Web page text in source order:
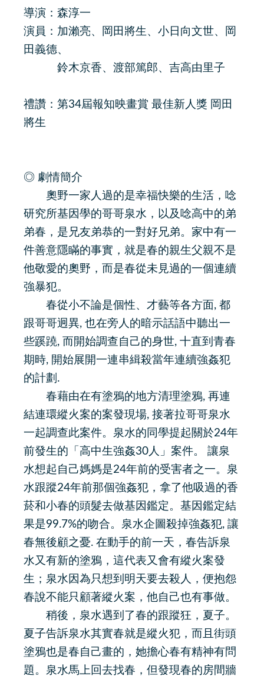
導演：森淳一
演員：加瀨亮、岡田將生、小日向文世、岡
田義德、
鈴木京香、渡部篤郎、吉高由里子
禮讚：第34屆報知映畫賞 最佳新人獎 岡田
將生
◎ 劇情簡介
奧野一家人過的是幸福快樂的生活，唸
研究所基因學的哥哥泉水，以及唸高中的弟
弟春，是兄友弟恭的一對好兄弟。家中有一
件善意隱瞞的事實，就是春的親生父親不是
他敬愛的奧野，而是春從未見過的一個連續
強暴犯。
春從小不論是個性、才藝等各方面, 都
跟哥哥迥異, 也在旁人的暗示話語中聽出一
些蹊蹺, 而開始調查自己的身世, 十直到青春
期時, 開始展開一連串緝殺當年連續強姦犯
的計劃.
春藉由在有塗鴉的地方清理塗鴉, 再連
結連環縱火案的案發現場, 接著拉哥哥泉水
一起調查此案件。泉水的同學提起關於24年
前發生的「高中生強姦30人」案件。 讓泉
水想起自己媽媽是24年前的受害者之一。泉
水跟蹤24年前那個強姦犯，拿了他吸過的香
菸和小春的頭髮去做基因鑑定。基因鑑定結
果是99.7%的吻合。泉水企圖殺掉強姦犯, 讓
春無後顧之憂. 在動手的前一天，春告訴泉
水又有新的塗鴉，這代表又會有縱火案發
生；泉水因為只想到明天要去殺人，便抱怨
春說不能只顧著縱火案，他自己也有事做。
稍後，泉水遇到了春的跟蹤狂，夏子。
夏子告訴泉水其實春就是縱火犯，而且街頭
塗鴉也是春自己畫的，她擔心春有精神有問
題。泉水馬上回去找春，但發現春的房間牆